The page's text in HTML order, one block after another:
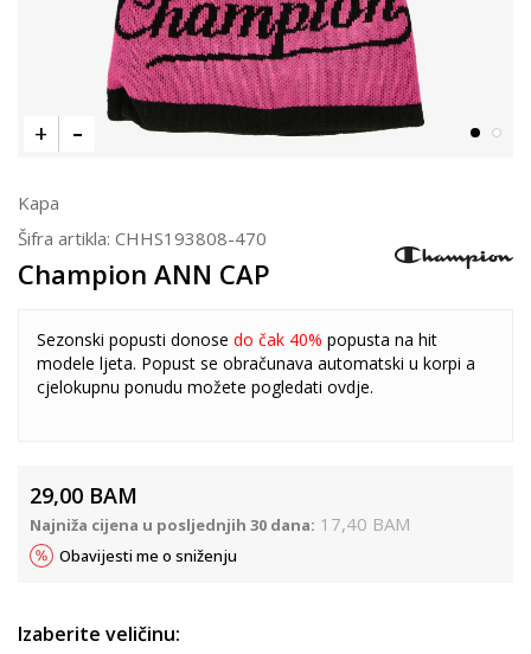
Kapa
Šifra artikla: CHHS193808-470
Champion ANN CAP
Sezonski popusti donose do čak 40% popusta na hit
modele ljeta. Popust se obračunava automatski u korpi a
cjelokupnu ponudu možete pogledati ovdje.
29,00 BAM
Najniža cijena u posljednjih 30 dana: 17,40 BAM
Obavijesti me o sniženju
Izaberite veličinu: